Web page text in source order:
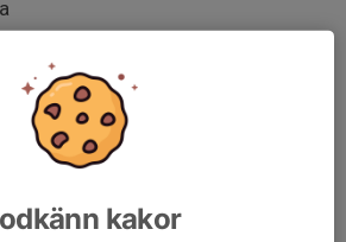
kakor